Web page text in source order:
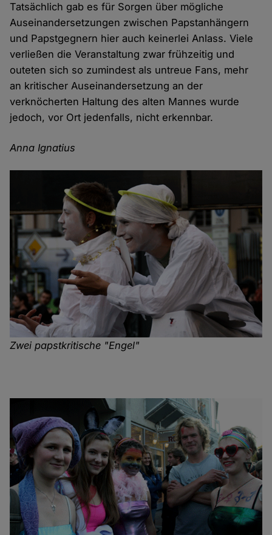
Tatsächlich gab es für Sorgen über mögliche
Auseinandersetzungen zwischen Papstanhängern
und Papstgegnern hier auch keinerlei Anlass. Viele
verließen die Veranstaltung zwar frühzeitig und
outeten sich so zumindest als untreue Fans, mehr
an kritischer Auseinandersetzung an der
verknöcherten Haltung des alten Mannes wurde
jedoch, vor Ort jedenfalls, nicht erkennbar.
Anna Ignatius
Zwei papstkritische "Engel"